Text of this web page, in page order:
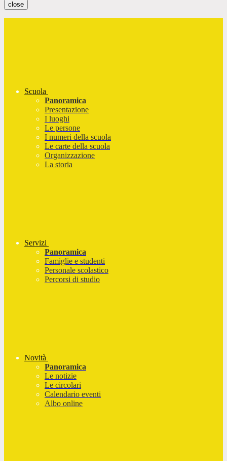
close
Scuola
Panoramica
Presentazione
I luoghi
Le persone
I numeri della scuola
Le carte della scuola
Organizzazione
La storia
Servizi
Panoramica
Famiglie e studenti
Personale scolastico
Percorsi di studio
Novità
Panoramica
Le notizie
Le circolari
Calendario eventi
Albo online